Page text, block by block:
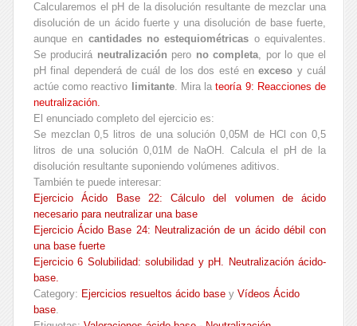
Calcularemos el pH de la disolución resultante de mezclar una
disolución de un ácido fuerte y una disolución de base fuerte,
aunque en cantidades no estequiométricas o equivalentes.
Se producirá neutralización pero no completa, por lo que el
pH final dependerá de cuál de los dos esté enexceso y cuál
actúe como reactivo
limitante. Mira lateoría 9: Reacciones de
neutralización.
El enunciado completo del ejercicio es:
Se mezclan 0,5 litros de una solución 0,05M de HCl con 0,5
litros de una solución 0,01M de NaOH. Calcula el pH de la
disolución resultante suponiendo volúmenes aditivos.
También te puede interesar:
Ejercicio Ácido Base 22: Cálculo del volumen de ácido
necesario para neutralizar una base
Ejercicio Ácido Base 24: Neutralización de un ácido débil con
una base fuerte
Ejercicio 6 Solubilidad: solubilidad y pH. Neutralización ácido-
base.
Category: Ejercicios resueltos ácido base y Vídeos Ácido
base.